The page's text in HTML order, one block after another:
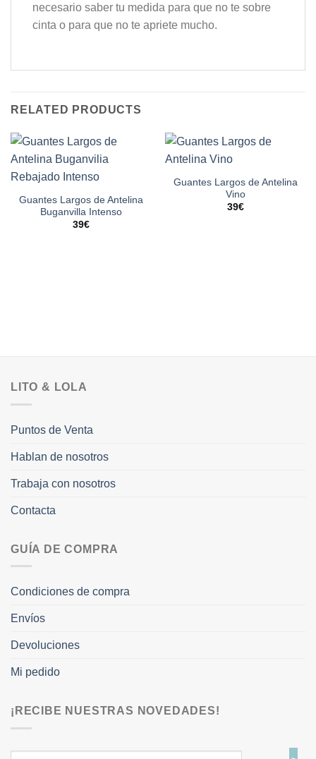
necesario saber tu medida para que no te sobre
cinta o para que no te apriete mucho.
RELATED PRODUCTS
Guantes Largos de Antelina
Buganvilla Intenso
39€
Guantes Largos de Antelina
Vino
39€
LITO & LOLA
Puntos de Venta
Hablan de nosotros
Trabaja con nosotros
Contacta
GUÍA DE COMPRA
Condiciones de compra
Envíos
Devoluciones
Mi pedido
¡RECIBE NUESTRAS NOVEDADES!